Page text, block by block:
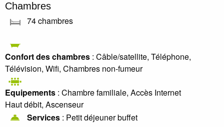
Chambres
74 chambres
Confort des chambres : Câble/satellite, Téléphone,
Télévision, Wifi, Chambres non-fumeur
Equipements : Chambre familiale, Accès Internet
Haut débit, Ascenseur
Services : Petit déjeuner buffet